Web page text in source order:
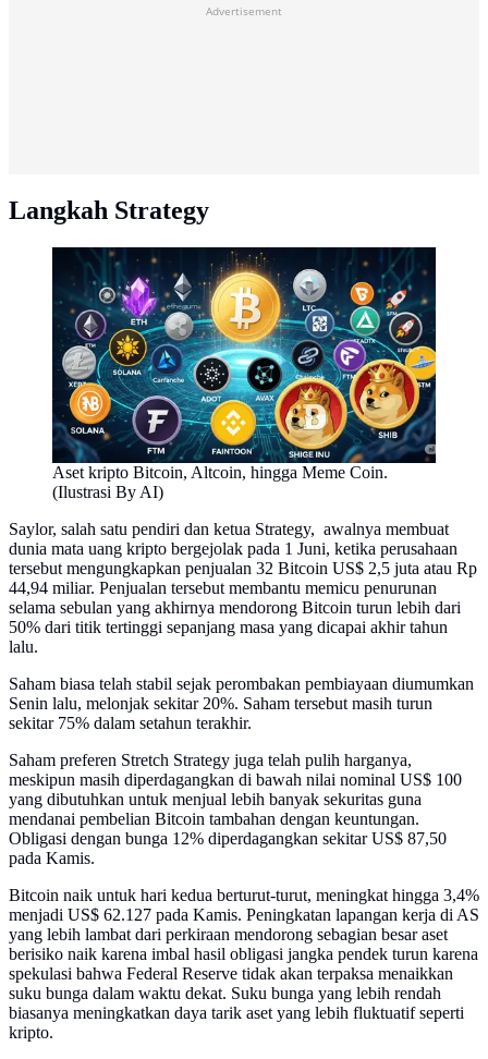
Advertisement
Langkah Strategy
Aset kripto Bitcoin, Altcoin, hingga Meme Coin.
(Ilustrasi By AI)
Saylor, salah satu pendiri dan ketua Strategy, awalnya membuat
dunia mata uang kripto bergejolak pada 1 Juni, ketika perusahaan
tersebut mengungkapkan penjualan 32 Bitcoin US$ 2,5 juta atau Rp
44,94 miliar. Penjualan tersebut membantu memicu penurunan
selama sebulan yang akhirnya mendorong Bitcoin turun lebih dari
50% dari titik tertinggi sepanjang masa yang dicapai akhir tahun
lalu.
Saham biasa telah stabil sejak perombakan pembiayaan diumumkan
Senin lalu, melonjak sekitar 20%. Saham tersebut masih turun
sekitar 75% dalam setahun terakhir.
Saham preferen Stretch Strategy juga telah pulih harganya,
meskipun masih diperdagangkan di bawah nilai nominal US$ 100
yang dibutuhkan untuk menjual lebih banyak sekuritas guna
mendanai pembelian Bitcoin tambahan dengan keuntungan.
Obligasi dengan bunga 12% diperdagangkan sekitar US$ 87,50
pada Kamis.
Bitcoin naik untuk hari kedua berturut-turut, meningkat hingga 3,4%
menjadi US$ 62.127 pada Kamis. Peningkatan lapangan kerja di AS
yang lebih lambat dari perkiraan mendorong sebagian besar aset
berisiko naik karena imbal hasil obligasi jangka pendek turun karena
spekulasi bahwa Federal Reserve tidak akan terpaksa menaikkan
suku bunga dalam waktu dekat. Suku bunga yang lebih rendah
biasanya meningkatkan daya tarik aset yang lebih fluktuatif seperti
kripto.